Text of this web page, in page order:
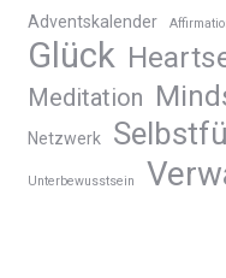
Adventskalender
Glück
Meditation
Netzwerk
Unterbewusstsein